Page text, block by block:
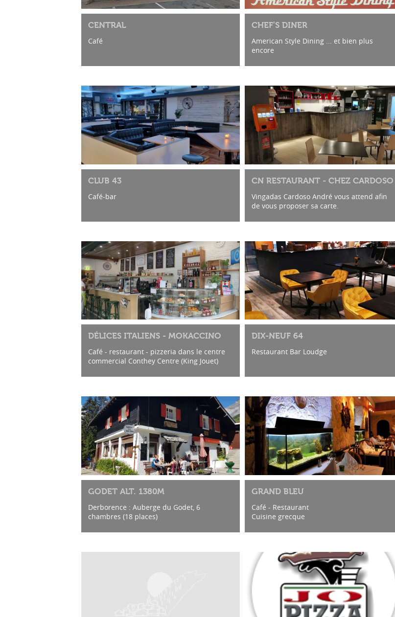
CENTRAL
Café
CHEF'S DINER
American Style Dining ... et bien plus
encore
Salle climatisée à l'étage du Centre
Parking gratuit
CLUB 43
Café-bar
CN RESTAURANT - CHEZ CARDOSO
Vingadas Cardoso André vous attend afin
de vous proposer sa carte.
DÉLICES ITALIENS - MOKACCINO
Café - restaurant - pizzeria dans le centre
commercial Conthey Centre (King Jouet)
DIX-NEUF 64
Restaurant Bar Loudge
GODET ALT. 1380M
Derborence : Auberge du Godet, 6
chambres (18 places)
Nicollier vous accueillent.
GRAND BLEU
Café - Restaurant
Cuisine grecque